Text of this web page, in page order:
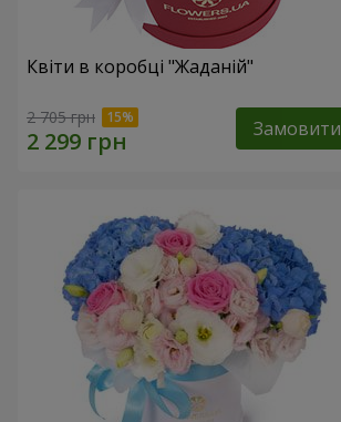
Квіти в коробці "Жаданій"
2 705 грн Замовити